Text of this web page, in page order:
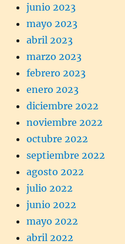
junio 2023
mayo 2023
abril 2023
marzo 2023
febrero 2023
enero 2023
diciembre 2022
noviembre 2022
octubre 2022
septiembre 2022
agosto 2022
julio 2022
junio 2022
mayo 2022
abril 2022